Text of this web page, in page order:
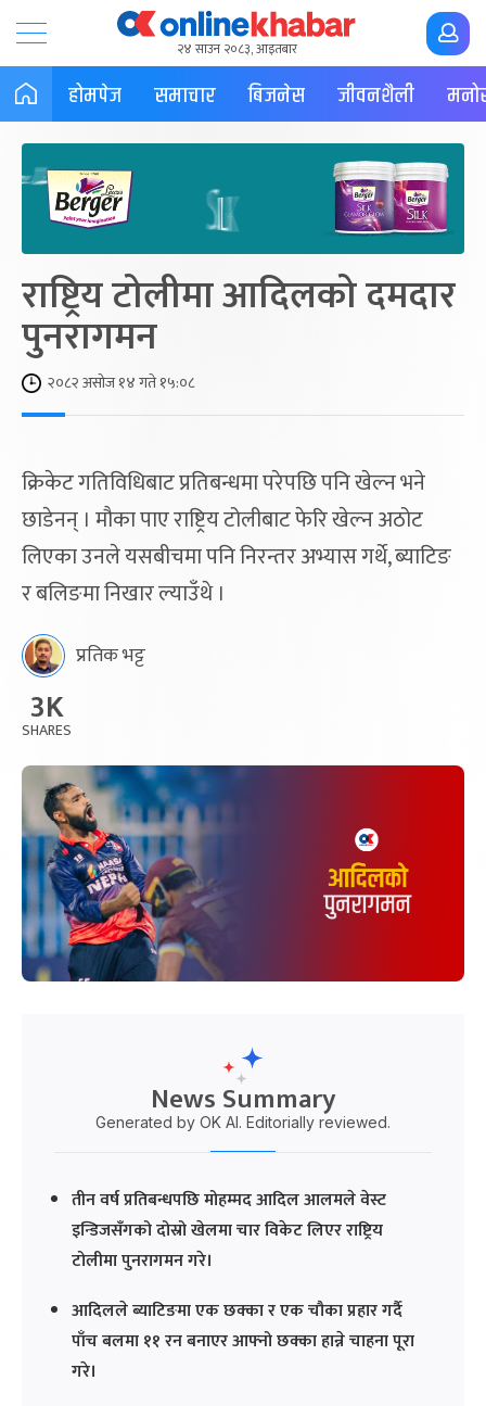
२४ साउन २०८३, आइतबार
होमपेज समाचार बिजनेस जीवनशैली
राष्ट्रिय टोलीमा आदिलको दमदार
पुनरागमन
२०८२ असोज १४ गते १५:०८
क्रिकेट गतिविधिबाट प्रतिबन्धमा परेपछि पनि खेल्न भने
छाडेनन् । मौका पाए राष्ट्रिय टोलीबाट फेरि खेल्न अठोट
लिएका उनले यसबीचमा पनि निरन्तर अभ्यास गर्थे, ब्याटिङ
र बलिङमा निखार ल्याउँथे ।
प्रतिक भट्ट
3K
SHARES
News Summary
Generated by OK AI. Editorially reviewed.
तीन वर्ष प्रतिबन्धपछि मोहम्मद आदिल आलमले वेस्ट
इन्डिजसँगको दोस्रो खेलमा चार विकेट लिएर राष्ट्रिय
टोलीमा पुनरागमन गरे।
आदिलले ब्याटिङमा एक छक्का र एक चौका प्रहार गर्दै
पाँच बलमा ११ रन बनाएर आफ्नो छक्का हान्ने चाहना पूरा
गरे।